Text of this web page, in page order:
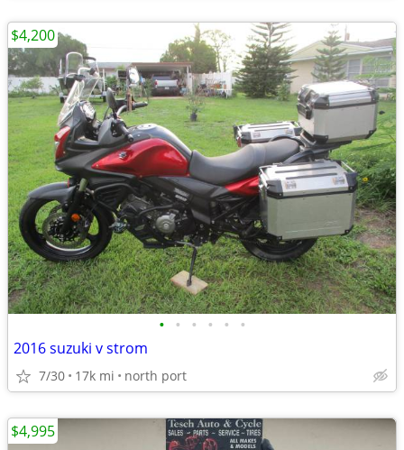
• • • • • •
2016 suzuki v strom
7/30 17k mi north port
$4,200
$4,995